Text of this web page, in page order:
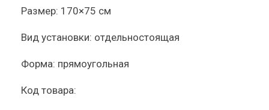
Размер: 170×75 см
Вид установки: отдельностоящая
Форма: прямоугольная
Код товара: